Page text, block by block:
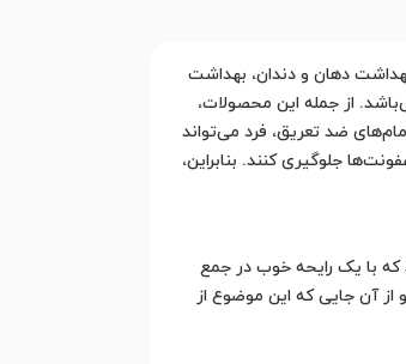
دهان و دندان، بهداشت
از جمله این محصولات،
ضد تعریق، فرد می‌تواند
جلوگیری کنند. بنابراین،
با یک رایحه خوب در جمع
از آن جایی که این موضوع از